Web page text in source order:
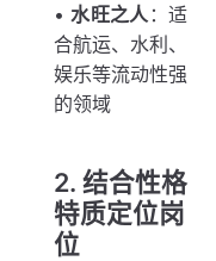
•水旺之人 ：适
合航运、水利、
娱乐等流动性强
的领域
2. 结合性格
特质定位岗
位